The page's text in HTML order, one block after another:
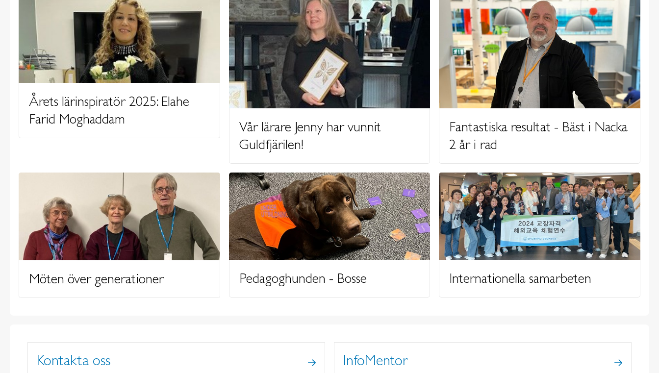
Årets lärinspiratör 2025: Elahe
Farid Moghaddam
Vår lärare Jenny har vunnit
Guldfjärilen!
Fantastiska resultat - Bäst i Nacka
2 år i rad
Möten över generationer Pedagoghunden - Bosse Internationella samarbeten
Kontakta oss InfoMentor